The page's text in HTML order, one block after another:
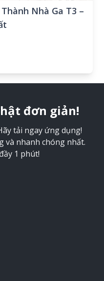
Nhà Ga T3 –
đơn giản!
tải ngay ứng dụng!
và nhanh chóng nhất.
1 phút!